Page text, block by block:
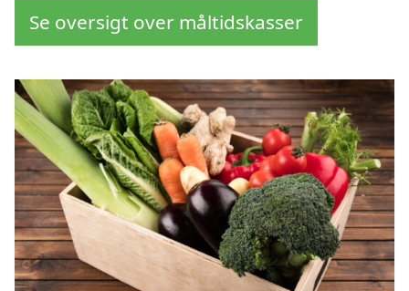
Se oversigt over måltidskasser